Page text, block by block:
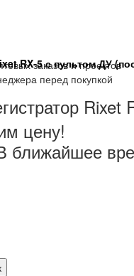
RX-5 с пультом ДУ
цену!
ближайшее
заказов и проектов
перед покупкой